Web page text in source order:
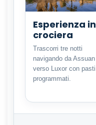
Esperienza in
crociera
Trascorri tre notti
navigando da Assuan
verso Luxor con pasti
programmati.